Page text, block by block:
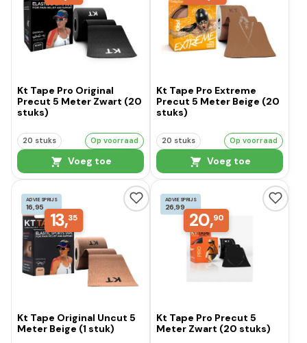
Kt Tape Pro Original
Precut 5 Meter Zwart (20
stuks)
20 stuks Op voorraad
Voeg toe
Kt Tape Pro Extreme
Precut 5 Meter Beige (20
stuks)
20 stuks Op voorraad
Voeg toe
ADVIESPRIJS
16,95
13,35
Kt Tape Original Uncut 5
Meter Beige (1 stuk)
ADVIESPRIJS
26,99
20,90
Kt Tape Pro Precut 5
Meter Zwart (20 stuks)